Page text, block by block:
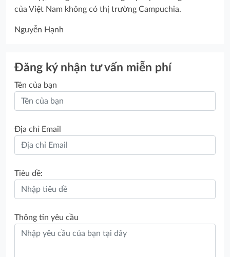
của Việt Nam không có thị trường Campuchia.
Nguyễn Hạnh
Đăng ký nhận tư vấn miễn phí
Tên của bạn
Địa chỉ Email
Tiêu đề:
Thông tin yêu cầu